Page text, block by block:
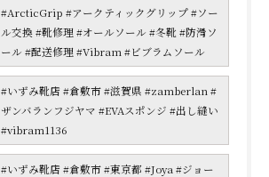
#ArcticGrip #アークティックグリップ #ソー
ル交換 #靴修理 #オールソール #冬靴 #防滑ソ
ール #配送修理 #Vibram #ビブラムソール
#いずみ靴店 #倉敷市 #滋賀県 #zamberlan #
ザンバランフジヤマ #EVAスポンジ #出し縫い
#vibram1136
#いずみ靴店 #倉敷市 #東京都 #Joya #ジョー